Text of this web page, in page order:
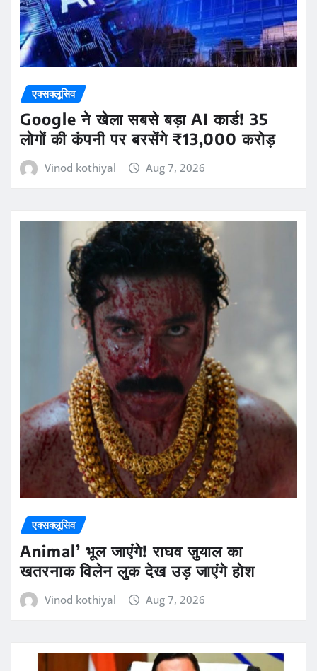
एक्सक्लूसिव
Google ने खेला सबसे बड़ा AI कार्ड! 35
लोगों की कंपनी पर बरसेंगे ₹13,000 करोड़
Vinod kothiyal Aug 7, 2026
एक्सक्लूसिव
Animal’ भूल जाएंगे! राघव जुयाल का
खतरनाक विलेन लुक देख उड़ जाएंगे होश
Vinod kothiyal Aug 7, 2026